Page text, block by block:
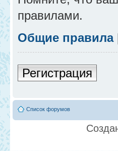
правилами.
Общие правила
Регистрация
Список форумов